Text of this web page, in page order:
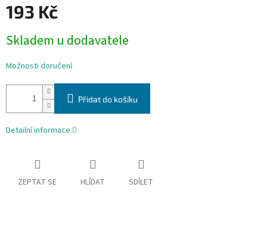
193 Kč
cena:
Skladem u dodavatele
Možnosti doručení
Přidat do košíku
Detailní informace
ZEPTAT SE HLÍDAT SDÍLET